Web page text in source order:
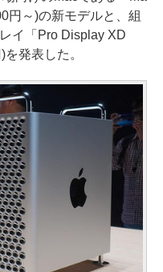
円～)の新モデルと、組
イ「Pro Display XD
発表した。